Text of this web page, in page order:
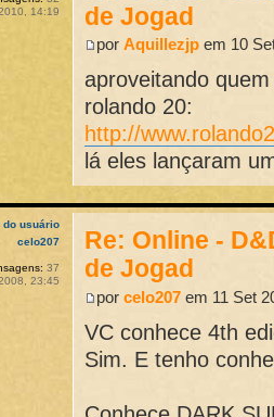
de Jogad
porAquillezjp em 10
aproveitando
rolando 20:
http://
lá eles lançaram
14:19
Re: Online -
de Jogad
porcelo207 em 11 Set
VC conhece 4th
Sim. E tenho
celo207
37
23:45